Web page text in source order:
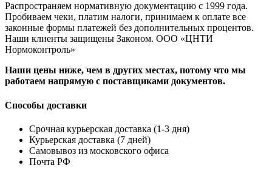
Распространяем нормативную документацию с 1999 года.
Пробиваем чеки, платим налоги, принимаем к оплате все
законные формы платежей без дополнительных процентов.
Наши клиенты защищены Законом. ООО «ЦНТИ
Нормоконтроль»
Наши цены ниже, чем в других местах, потому что мы
работаем напрямую с поставщиками документов.
Способы доставки
Срочная курьерская доставка (1-3 дня)
Курьерская доставка (7 дней)
Самовывоз из московского офиса
Почта РФ